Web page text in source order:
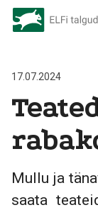
17.07.2024
Mullu ja
saata